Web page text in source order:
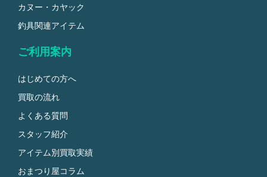
カヌー・カヤック
釣具関連アイテム
ご利用案内
はじめての方へ
買取の流れ
よくある質問
スタッフ紹介
アイテム別買取実績
おまつり屋コラム